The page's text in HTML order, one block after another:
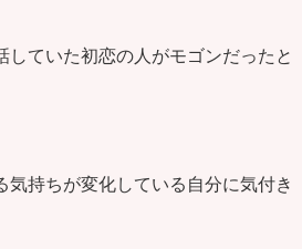
ていた初恋の人がモゴンだったと
持ちが変化している自分に気付き